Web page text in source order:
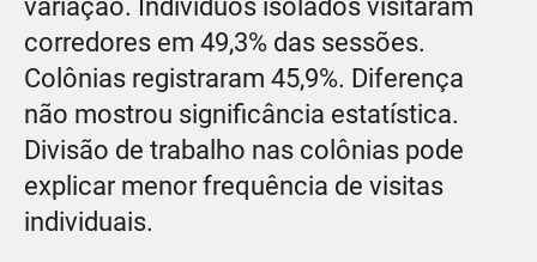
variação. Indivíduos isolados visitaram
corredores em 49,3% das sessões.
Colônias registraram 45,9%. Diferença
não mostrou significância estatística.
Divisão de trabalho nas colônias pode
explicar menor frequência de visitas
individuais.